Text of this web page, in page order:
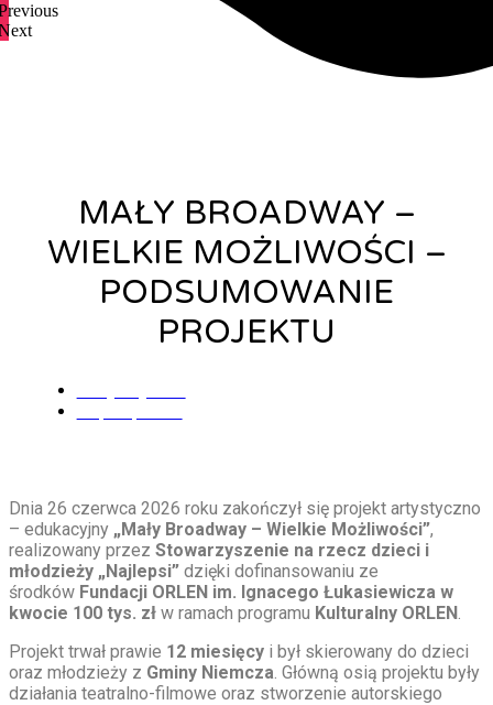
MAŁY BROADWAY –
WIELKIE MOŻLIWOŚCI –
PODSUMOWANIE
PROJEKTU
Dnia 26 czerwca 2026 roku zakończył się projekt artystyczno
– edukacyjny „Mały Broadway – Wielkie Możliwości”,
realizowany przez Stowarzyszenie na rzecz dzieci i
młodzieży „Najlepsi” dzięki dofinansowaniu ze
środków Fundacji ORLEN im. Ignacego Łukasiewicza w
kwocie 100 tys. zł w ramach programu Kulturalny ORLEN.
Projekt trwał prawie 12 miesięcy i był skierowany do dzieci
oraz młodzieży z Gminy Niemcza. Główną osią projektu były
działania teatralno-filmowe oraz stworzenie autorskiego